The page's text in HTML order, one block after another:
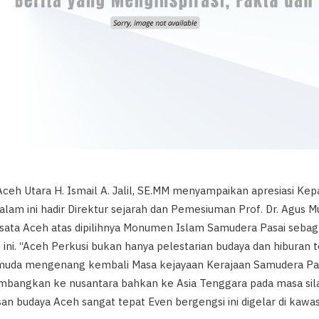
Utara H. Ismail A. Jalil, SE.MM menyampaikan apresiasi
ini hadir Direktur sejarah dan Pemesiuman Prof. Dr. Agus
Aceh atas dipilihnya Monumen Islam Samudera Pasai
“Aceh Perkusi bukan hanya pelestarian budaya dan hiburan
mengenang kembali Masa kejayaan Kerajaan Samudera
ke nusantara bahkan ke Asia Tenggara pada masa
budaya Aceh sangat tepat Even bergengsi ini digelar di